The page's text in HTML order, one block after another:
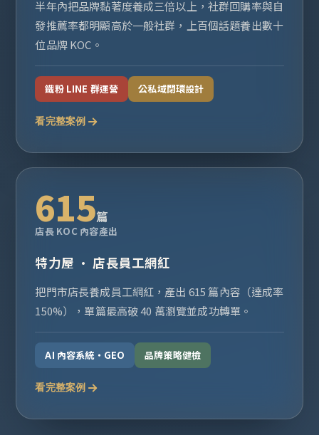
半年內把品牌黏著度養成三倍以上，社群回購率與自
發推薦率都明顯高於一般社群，上百個話題養出數十
位品牌 KOC。
鐵粉 LINE 群運營 公私域閉環設計
看完整案例
615篇
店長 KOC 內容產出
特力屋 · 店長員工網紅
把門市店長養成員工網紅，產出 615 篇內容（達成率
150%），單篇最高破 40 萬瀏覽並成功轉單。
AI 內容系統・GEO 品牌策略健檢
看完整案例